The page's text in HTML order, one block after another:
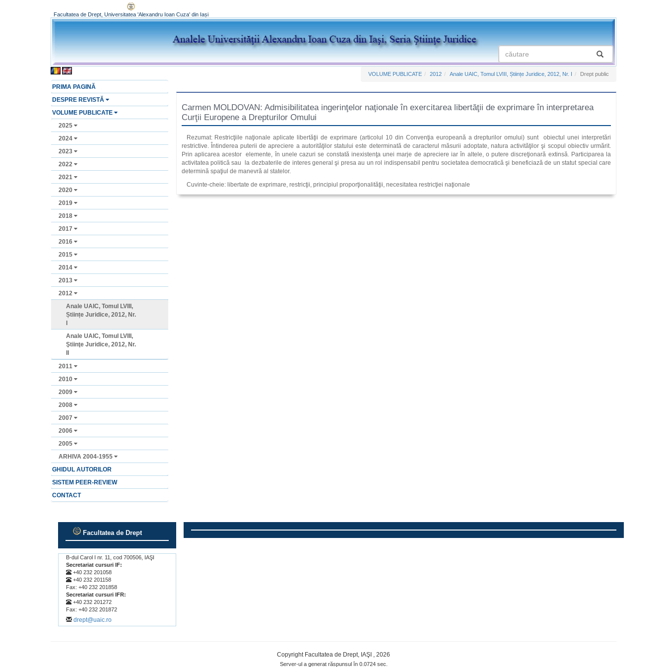
Facultatea de Drept, Universitatea 'Alexandru Ioan Cuza' din Iași
PRIMA PAGINĂ
DESPRE REVISTĂ
VOLUME PUBLICATE
2025
2024
2023
2022
2021
2020
2019
2018
2017
2016
2015
2014
2013
2012
Anale UAIC, Tomul LVIII,
Științe Juridice, 2012, Nr.
I
Anale UAIC, Tomul LVIII,
Ştiinţe Juridice, 2012, Nr.
II
2011
2010
2009
2008
2007
2006
2005
ARHIVA 2004-1955
GHIDUL AUTORILOR
SISTEM PEER-REVIEW
CONTACT
VOLUME PUBLICATE 2012 Anale UAIC, Tomul LVIII, Științe Juridice, 2012, Nr. I Drept public
Carmen MOLDOVAN: Admisibilitatea ingerinţelor naţionale în exercitarea libertăţii de exprimare în interpretarea
Curţii Europene a Drepturilor Omului
Rezumat: Restricţiile naţionale aplicate libertăţii de exprimare (articolul 10 din Convenţia europeană a drepturilor omului) sunt obiectul unei interpretări
restrictive. Întinderea puterii de apreciere a autorităţilor statului este determinată de caracterul măsurii adoptate, natura activităţilor şi scopul obiectiv urmărit.
Prin aplicarea acestor elemente, în unele cazuri se constată inexistenţa unei marje de apreciere iar în altele, o putere discreţionară extinsă. Participarea la
activitatea politică sau la dezbaterile de interes general şi presa au un rol indispensabil pentru societatea democratică şi beneficiază de un statut special care
determină spaţiul de manevră al statelor.
Cuvinte-cheie: libertate de exprimare, restricţii, principiul proporţionalităţii, necesitatea restricţiei naţionale
Facultatea de Drept
B-dul Carol I nr. 11, cod 700506, IAŞI
Secretariat cursuri IF:
+40 232 201058
+40 232 201158
Fax: +40 232 201858
Secretariat cursuri IFR:
+40 232 201272
Fax: +40 232 201872
drept@uaic.ro
Copyright Facultatea de Drept, IAŞI , 2026
Server-ul a generat răspunsul în 0.0724 sec.